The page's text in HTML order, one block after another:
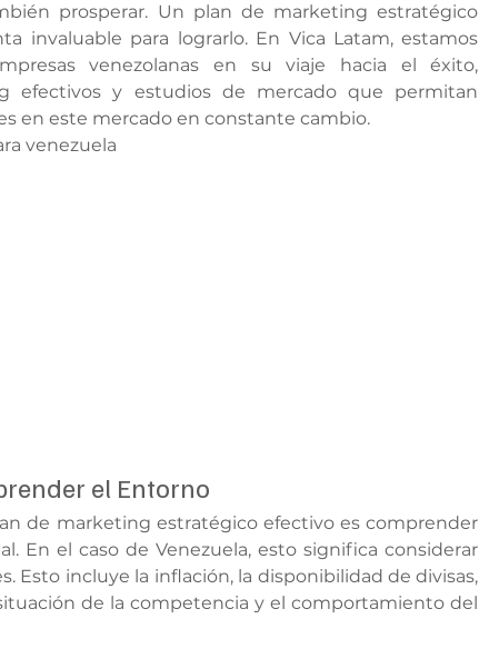
prosperar. Un plan de marketing estratégico
invaluable para lograrlo. En Vica Latam, estamos
venezolanas en su viaje hacia el éxito,
efectivos y estudios de mercado que permitan
en este mercado en constante cambio.
el Entorno
de marketing estratégico efectivo es comprender
En el caso de Venezuela, esto significa considerar
Esto incluye la inflación, la disponibilidad de divisas,
de la competencia y el comportamiento del